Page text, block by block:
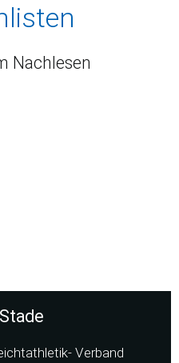
Nachlesen
Verband